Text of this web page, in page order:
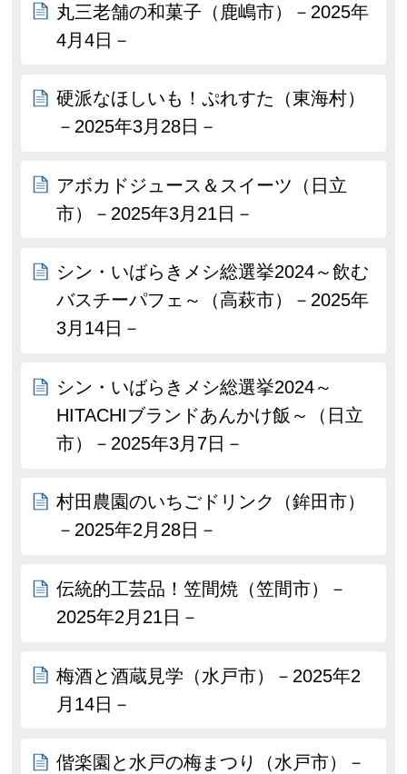
丸三老舗の和菓子（鹿嶋市）－2025年
4月4日－
硬派なほしいも！ぷれすた（東海村）
－2025年3月28日－
アボカドジュース＆スイーツ（日立
市）－2025年3月21日－
シン・いばらきメシ総選挙2024～飲む
バスチーパフェ～（高萩市）－2025年
3月14日－
シン・いばらきメシ総選挙2024～
HITACHIブランドあんかけ飯～（日立
市）－2025年3月7日－
村田農園のいちごドリンク（鉾田市）
－2025年2月28日－
伝統的工芸品！笠間焼（笠間市）－
2025年2月21日－
梅酒と酒蔵見学（水戸市）－2025年2
月14日－
偕楽園と水戸の梅まつり（水戸市）－